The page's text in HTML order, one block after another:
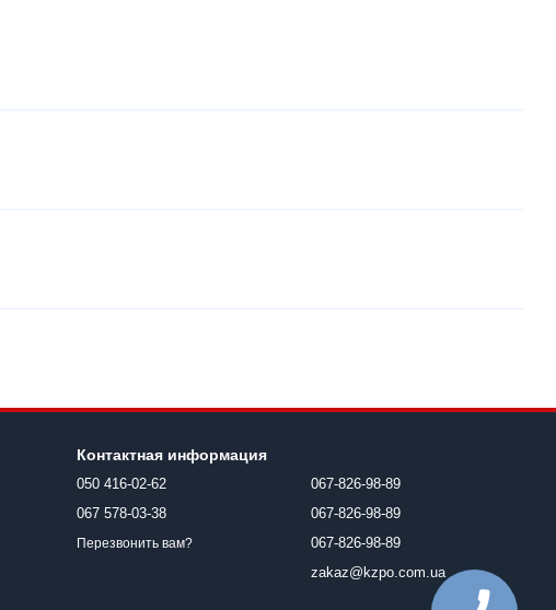
Контактная информация
050 416-02-62
067 578-03-38
Перезвонить вам?
067-826-98-89
067-826-98-89
067-826-98-89
zakaz@kzpo.com.ua